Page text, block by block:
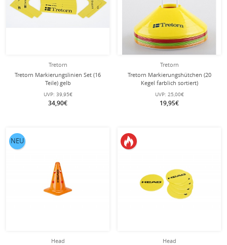
Tretorn
Tretorn Markierungslinien Set (16
Teile) gelb
UVP: 39,95€
34,90€
Tretorn
Tretorn Markierungshütchen (20
Kegel farblich sortiert)
UVP: 25,00€
19,95€
Head
NEU
Head